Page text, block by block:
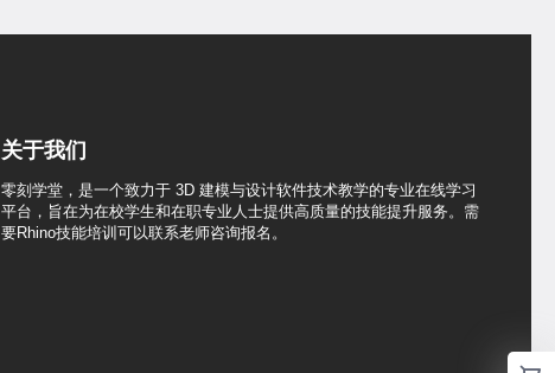
关于我们
零刻学堂，是一个致力于 3D 建模与设计软件技术教学的专业在线学习
平台，旨在为在校学生和在职专业人士提供高质量的技能提升服务。需
要Rhino技能培训可以联系老师咨询报名。